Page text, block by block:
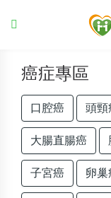
癌症專區
口腔癌 頭頸
大腸直腸癌
子宮癌 卵巢